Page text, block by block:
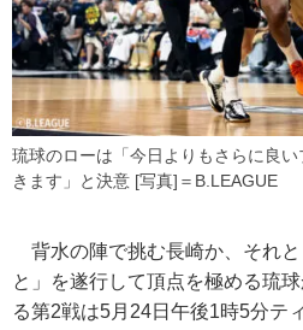
琉球のローは「今日よりもさらに良
きます」と決意 [写真]＝B.LEAGUE
背水の陣で挑む長崎か、それと
と」を遂行して頂点を極める琉
る第2戦は5月24日午後1時5分テ